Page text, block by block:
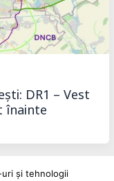
DR1 – Vest
înainte
și tehnologii